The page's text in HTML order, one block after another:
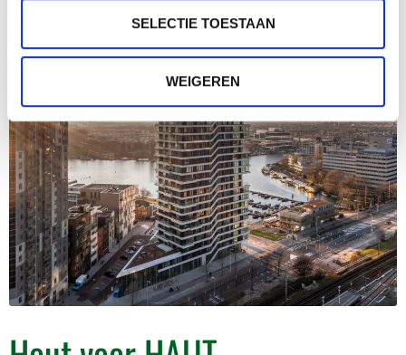
SELECTIE TOESTAAN
WEIGEREN
last but not least winnaar van de NederlandseNationale